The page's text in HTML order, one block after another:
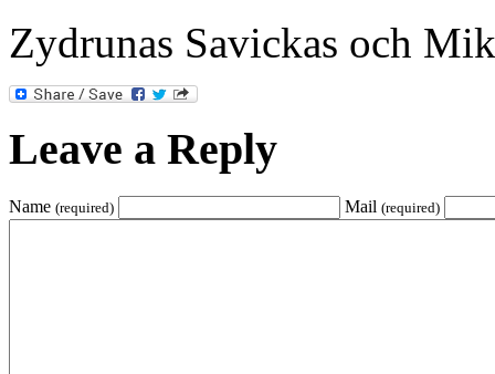
Zydrunas Savickas och
Leave a Reply
Name (required) Mail (required)